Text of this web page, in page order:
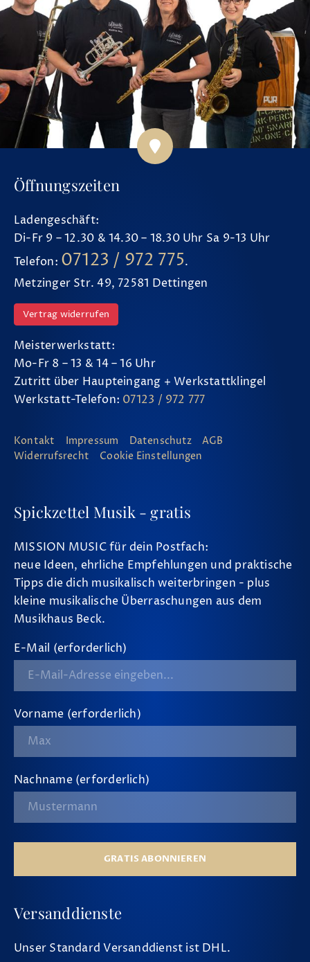
Öffnungszeiten
Ladengeschäft:
Di-Fr 9 – 12.30 & 14.30 – 18.30 Uhr Sa 9-13 Uhr
Telefon: 07123 / 972 775.
Metzinger Str. 49, 72581 Dettingen
Vertrag widerrufen
Meisterwerkstatt:
Mo-Fr 8 – 13 & 14 – 16 Uhr
Zutritt über Haupteingang + Werkstattklingel
Werkstatt-Telefon: 07123 / 972 777
Kontakt Impressum Datenschutz
AGB
Widerrufsrecht
Cookie Einstellungen
Spickzettel Musik - gratis
MISSION MUSIC für dein Postfach:
neue Ideen, ehrliche Empfehlungen und praktische
Tipps die dich musikalisch weiterbringen - plus
kleine musikalische Überraschungen aus dem
Musikhaus Beck.
E-Mail (erforderlich)
Vorname (erforderlich)
Nachname (erforderlich)
GRATIS ABONNIEREN
Versanddienste
Unser Standard Versanddienst ist DHL.